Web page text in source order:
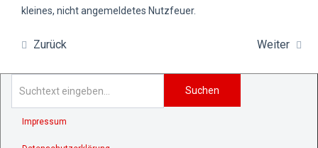
kleines, nicht angemeldetes Nutzfeuer.
Zurück Weiter
Suchen
Impressum